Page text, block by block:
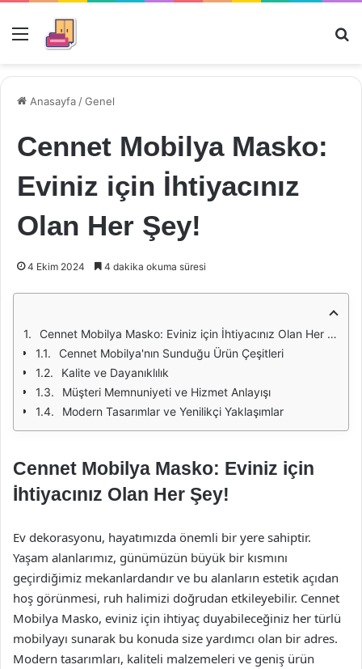
Menü
Anasayfa /Genel
Cennet Mobilya Masko:
Eviniz için İhtiyacınız
Olan Her Şey!
4 Ekim 2024 4 dakika okuma süresi
Cennet Mobilya Masko: Eviniz için İhtiyacınız Olan Her Şey!
Cennet Mobilya'nın Sunduğu Ürün Çeşitleri
Kalite ve Dayanıklılık
Müşteri Memnuniyeti ve Hizmet Anlayışı
Modern Tasarımlar ve Yenilikçi Yaklaşımlar
Cennet Mobilya Masko: Eviniz için
İhtiyacınız Olan Her Şey!
Ev dekorasyonu, hayatımızda önemli bir yere sahiptir.
Yaşam alanlarımız, günümüzün büyük bir kısmını
geçirdiğimiz mekanlardandır ve bu alanların estetik açıdan
hoş görünmesi, ruh halimizi doğrudan etkileyebilir. Cennet
Mobilya Masko, eviniz için ihtiyaç duyabileceğiniz her türlü
mobilyayı sunarak bu konuda size yardımcı olan bir adres.
Modern tasarımları, kaliteli malzemeleri ve geniş ürün